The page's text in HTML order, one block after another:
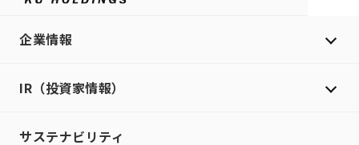
企業情報
IR（投資家情報）
サステナビリティ